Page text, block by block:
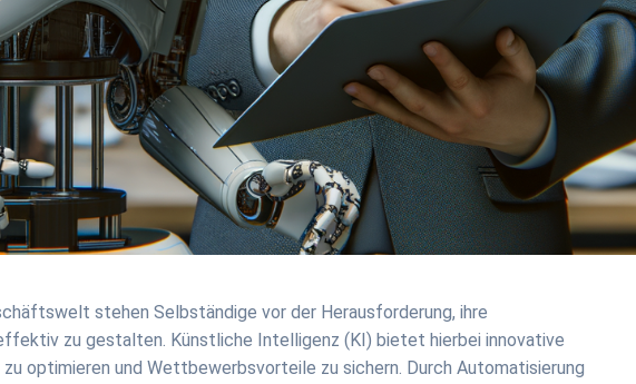
stehen Selbständige vor der Herausforderung, ihre
zu gestalten. Künstliche Intelligenz (KI) bietet hierbei innovative
optimieren und Wettbewerbsvorteile zu sichern. Durch Automatisierung